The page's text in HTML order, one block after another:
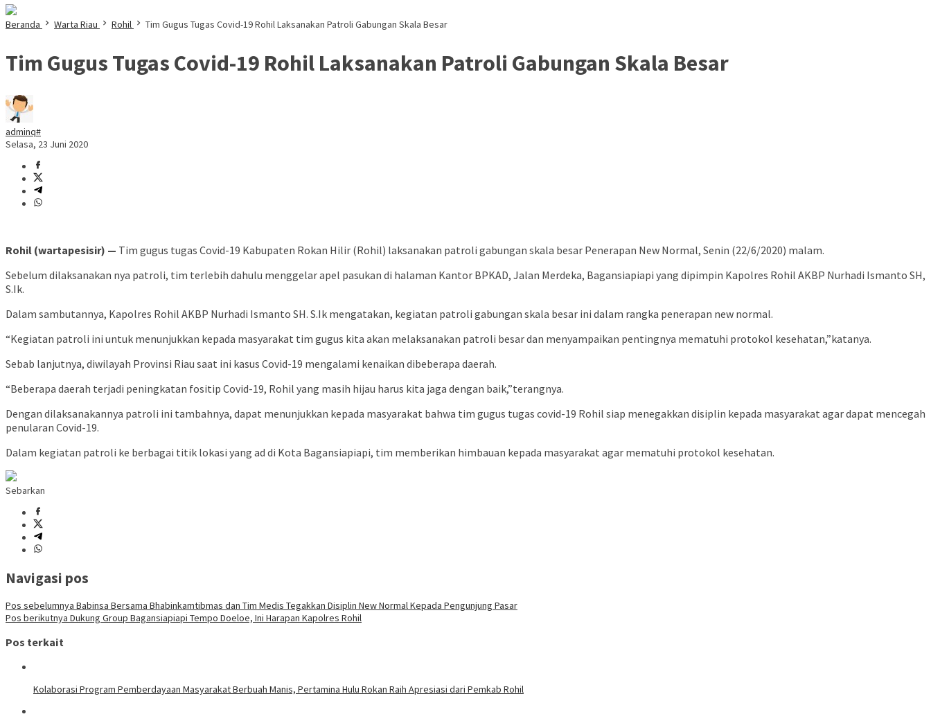
Beranda Warta Riau Rohil Tim Gugus Tugas Covid-19 Rohil Laksanakan Patroli Gabungan Skala Besar
Tim Gugus Tugas Covid-19 Rohil Laksanakan Patroli Gabungan Skala Besar
adminq#
Selasa, 23 Juni 2020
Rohil (wartapesisir) — Tim gugus tugas Covid-19 Kabupaten Rokan Hilir (Rohil) laksanakan patroli gabungan skala besar Penerapan New Normal, Senin (22/6/2020) malam.
Sebelum dilaksanakan nya patroli, tim terlebih dahulu menggelar apel pasukan di halaman Kantor BPKAD, Jalan Merdeka, Bagansiapiapi yang dipimpin Kapolres Rohil AKBP Nurhadi Ismanto SH,
S.Ik.
Dalam sambutannya, Kapolres Rohil AKBP Nurhadi Ismanto SH. S.Ik mengatakan, kegiatan patroli gabungan skala besar ini dalam rangka penerapan new normal.
“Kegiatan patroli ini untuk menunjukkan kepada masyarakat tim gugus kita akan melaksanakan patroli besar dan menyampaikan pentingnya mematuhi protokol kesehatan,”katanya.
Sebab lanjutnya, diwilayah Provinsi Riau saat ini kasus Covid-19 mengalami kenaikan dibeberapa daerah.
“Beberapa daerah terjadi peningkatan fositip Covid-19, Rohil yang masih hijau harus kita jaga dengan baik,”terangnya.
Dengan dilaksanakannya patroli ini tambahnya, dapat menunjukkan kepada masyarakat bahwa tim gugus tugas covid-19 Rohil siap menegakkan disiplin kepada masyarakat agar dapat mencegah
penularan Covid-19.
Dalam kegiatan patroli ke berbagai titik lokasi yang ad di Kota Bagansiapiapi, tim memberikan himbauan kepada masyarakat agar mematuhi protokol kesehatan.
Sebarkan
Navigasi pos
Pos sebelumnya Babinsa Bersama Bhabinkamtibmas dan Tim Medis Tegakkan Disiplin New Normal Kepada Pengunjung Pasar
Pos berikutnya Dukung Group Bagansiapiapi Tempo Doeloe, Ini Harapan Kapolres Rohil
Pos terkait
Kolaborasi Program Pemberdayaan Masyarakat Berbuah Manis, Pertamina Hulu Rokan Raih Apresiasi dari Pemkab Rohil